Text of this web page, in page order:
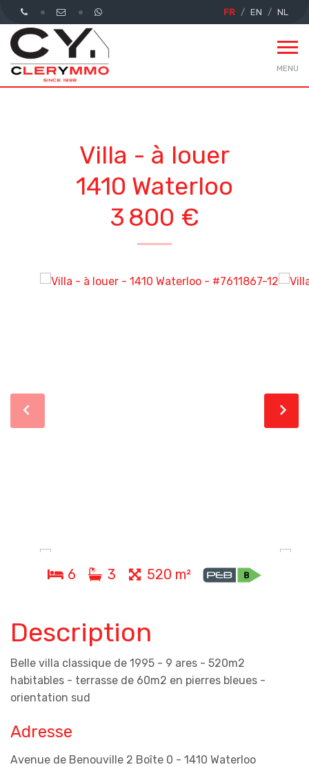
FR EN NL
MENU
Villa - à louer
1410 Waterloo
3 800 €
6 3 520 m²
Description
Belle villa classique de 1995 - 9 ares - 520m2
habitables - terrasse de 60m2 en pierres bleues -
orientation sud
Adresse
Avenue de Benouville 2 Boîte 0 - 1410 Waterloo